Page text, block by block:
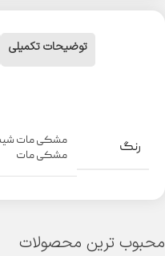
توضیحات تکمیلی
رنگ مشکی مات
مشکی مات
محبوب ترین محصولات